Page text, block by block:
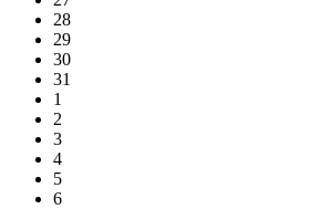
28
29
30
31
1
2
3
4
5
6